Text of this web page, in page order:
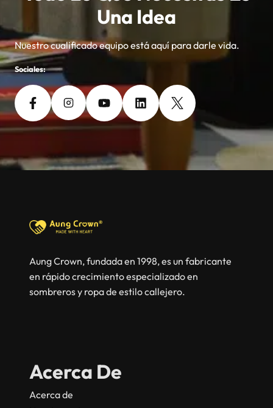
Una Idea
Nuestro cualificado equipo está aquí para darle vida.
Sociales:
Aung Crown, fundada en 1998, es un fabricante
en rápido crecimiento especializado en
sombreros y ropa de estilo callejero.
Acerca De
Acerca de